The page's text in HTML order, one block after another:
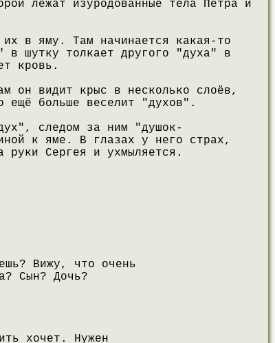
лежат изуродованные тела Петра и
в яму. Там начинается какая-то
в шутку толкает другого "духа" в
кровь.
он видит крыс в несколько слоёв,
ещё больше веселит "духов".
следом за ним "душок-
к яме. В глазах у него страх,
руки Сергея и ухмыляется.
Вижу, что очень
Сын? Дочь?
хочет. Нужен